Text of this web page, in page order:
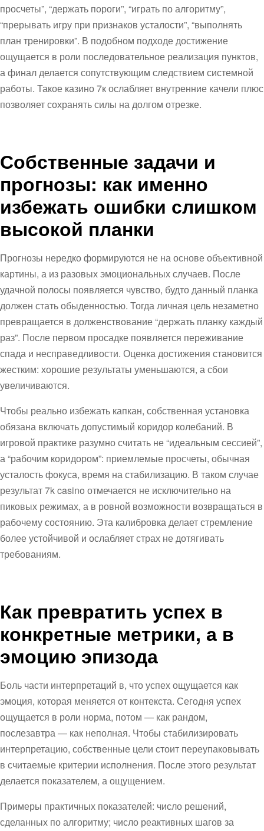
просчеты”, “держать пороги”, “играть по алгоритму”,
“прерывать игру при признаков усталости”, “выполнять
план тренировки”. В подобном подходе достижение
ощущается в роли последовательное реализация пунктов,
а финал делается сопутствующим следствием системной
работы. Такое казино 7к ослабляет внутренние качели плюс
позволяет сохранять силы на долгом отрезке.
Собственные задачи и
прогнозы: как именно
избежать ошибки слишком
высокой планки
Прогнозы нередко формируются не на основе объективной
картины, а из разовых эмоциональных случаев. После
удачной полосы появляется чувство, будто данный планка
должен стать обыденностью. Тогда личная цель незаметно
превращается в долженствование “держать планку каждый
раз”. После первом просадке появляется переживание
спада и несправедливости. Оценка достижения становится
жестким: хорошие результаты уменьшаются, а сбои
увеличиваются.
Чтобы реально избежать капкан, собственная установка
обязана включать допустимый коридор колебаний. В
игровой практике разумно считать не “идеальным сессией”,
а “рабочим коридором”: приемлемые просчеты, обычная
усталость фокуса, время на стабилизацию. В таком случае
результат 7k casino отмечается не исключительно на
пиковых режимах, а в ровной возможности возвращаться в
рабочему состоянию. Эта калибровка делает стремление
более устойчивой и ослабляет страх не дотягивать
требованиям.
Как превратить успех в
конкретные метрики, а в
эмоцию эпизода
Боль части интерпретаций в, что успех ощущается как
эмоция, которая меняется от контекста. Сегодня успех
ощущается в роли норма, потом — как рандом,
послезавтра — как неполная. Чтобы стабилизировать
интерпретацию, собственные цели стоит переупаковывать
в считаемые критерии исполнения. После этого результат
делается показателем, а ощущением.
Примеры практичных показателей: число решений,
сделанных по алгоритму; число реактивных шагов за